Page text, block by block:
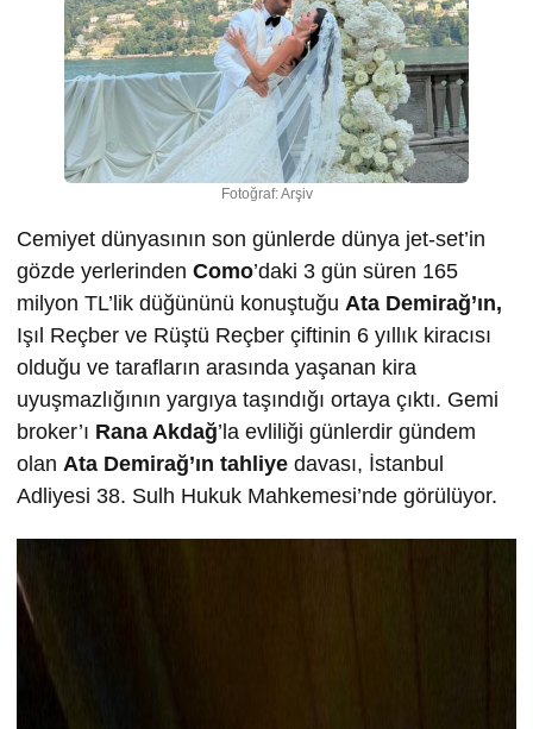
Fotoğraf: Arşiv
Cemiyet dünyasının son günlerde dünya jet-set’in
gözde yerlerinden Como’daki 3 gün süren 165
milyon TL’lik düğününü konuştuğu Ata Demirağ’ın,
Işıl Reçber ve Rüştü Reçber çiftinin 6 yıllık kiracısı
olduğu ve tarafların arasında yaşanan kira
uyuşmazlığının yargıya taşındığı ortaya çıktı. Gemi
broker’ı Rana Akdağ’la evliliği günlerdir gündem
olan Ata Demirağ’ın tahliye davası, İstanbul
Adliyesi 38. Sulh Hukuk Mahkemesi’nde görülüyor.